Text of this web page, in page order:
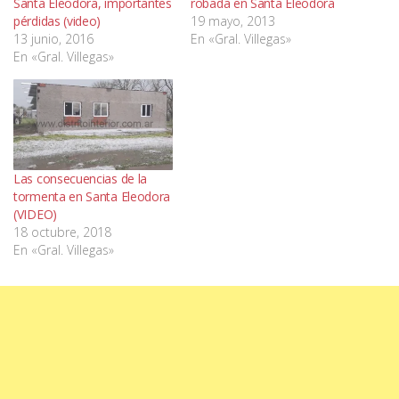
pérdidas (video)
13 junio, 2016
En «Gral. Villegas»
19 mayo, 2013
En «Gral. Villegas»
Las consecuencias de la
tormenta en Santa Eleodora
(VIDEO)
18 octubre, 2018
En «Gral. Villegas»